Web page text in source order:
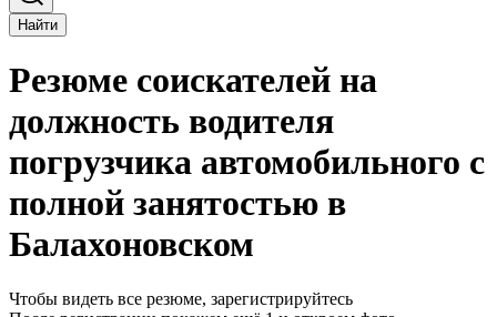
Найти
Резюме соискателей на
должность водителя
погрузчика автомобильного с
полной занятостью в
Балахоновском
Чтобы видеть все резюме, зарегистрируйтесь